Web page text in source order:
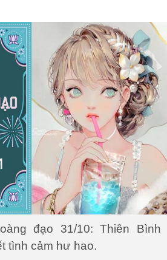
đạo 31/10: Thiên Bình
tình cảm hư hao.